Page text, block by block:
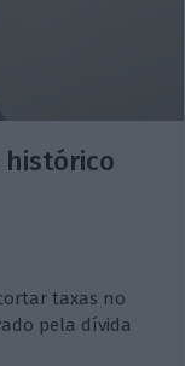
histórico
taxas no
pela dívida